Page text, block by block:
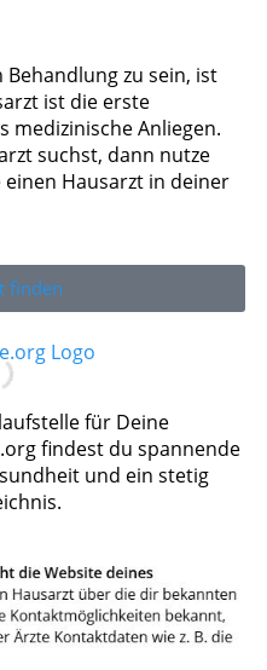
zu sein, ist
ist die erste
medizinische Anliegen.
suchst, dann nutze
Hausarzt in deiner
finden
für Deine
findest du spannende
und ein stetig